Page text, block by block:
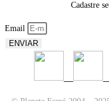
Cadastre
Email
ENVIAR